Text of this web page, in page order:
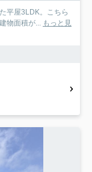
平屋3LDK。こちら
物面積が... もっと見